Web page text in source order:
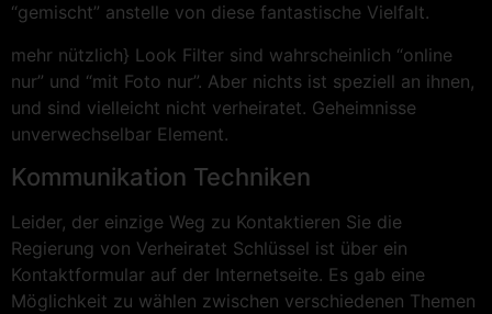
“gemischt” anstelle von diese fantastische Vielfalt.
mehr nützlich} Look Filter sind wahrscheinlich “online
nur” und “mit Foto nur”. Aber nichts ist speziell an ihnen,
und sind vielleicht nicht verheiratet. Geheimnisse
unverwechselbar Element.
Kommunikation Techniken
Leider, der einzige Weg zu Kontaktieren Sie die
Regierung von Verheiratet Schlüssel ist über ein
Kontaktformular auf der Internetseite. Es gab eine
Möglichkeit zu wählen zwischen verschiedenen Themen